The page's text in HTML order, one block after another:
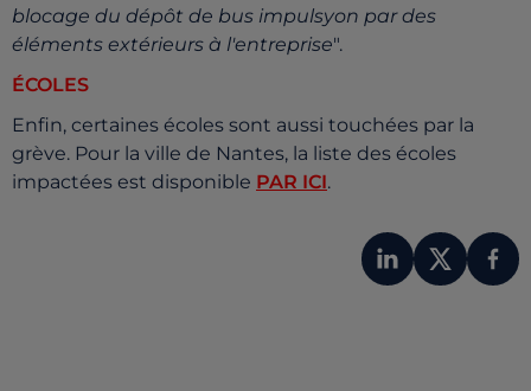
blocage du dépôt de bus impulsyon par des
éléments extérieurs à l'entreprise".
ÉCOLES
Enfin, certaines écoles sont aussi touchées par la
grève. Pour la ville de Nantes, la liste des écoles
impactées est disponible PAR ICI.